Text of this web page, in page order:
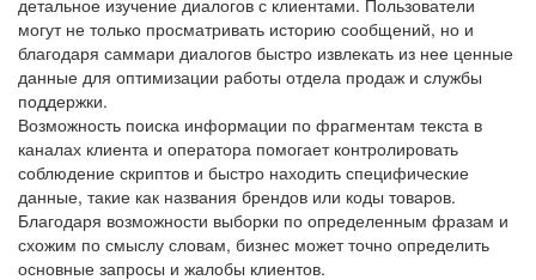
детальное изучение диалогов с клиентами. Пользователи
могут не только просматривать историю сообщений, но и
благодаря саммари диалогов быстро извлекать из нее ценные
данные для оптимизации работы отдела продаж и службы
поддержки.
Возможность поиска информации по фрагментам текста в
каналах клиента и оператора помогает контролировать
соблюдение скриптов и быстро находить специфические
данные, такие как названия брендов или коды товаров.
Благодаря возможности выборки по определенным фразам и
схожим по смыслу словам, бизнес может точно определить
основные запросы и жалобы клиентов.